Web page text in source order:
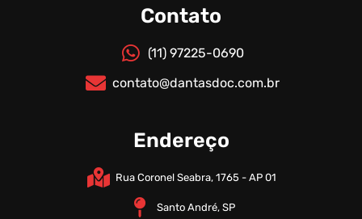
Contato
(11) 97225-0690
contato@dantasdoc.com.br
Endereço
Rua Coronel Seabra, 1765 - AP 01
Santo André, SP